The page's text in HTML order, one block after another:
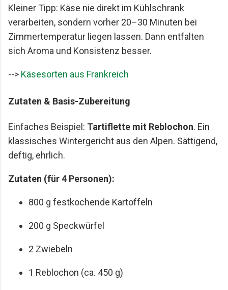
Kleiner Tipp: Käse nie direkt im Kühlschrank
verarbeiten, sondern vorher 20–30 Minuten bei
Zimmertemperatur liegen lassen. Dann entfalten
sich Aroma und Konsistenz besser.
--> Käsesorten aus Frankreich
Zutaten & Basis-Zubereitung
Einfaches Beispiel: Tartiflette mit Reblochon. Ein
klassisches Wintergericht aus den Alpen. Sättigend,
deftig, ehrlich.
Zutaten (für 4 Personen):
800 g festkochende Kartoffeln
200 g Speckwürfel
2 Zwiebeln
1 Reblochon (ca. 450 g)